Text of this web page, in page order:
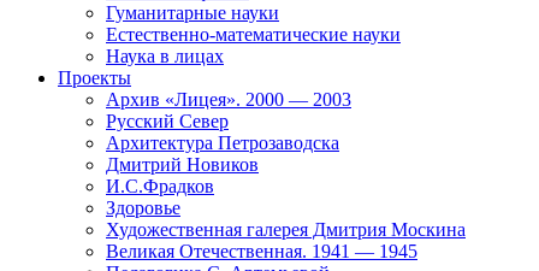
Гуманитарные науки
Естественно-математические науки
Наука в лицах
Проекты
Архив «Лицея». 2000 — 2003
Русский Север
Архитектура Петрозаводска
Дмитрий Новиков
И.С.Фрадков
Здоровье
Художественная галерея Дмитрия Москина
Великая Отечественная. 1941 — 1945